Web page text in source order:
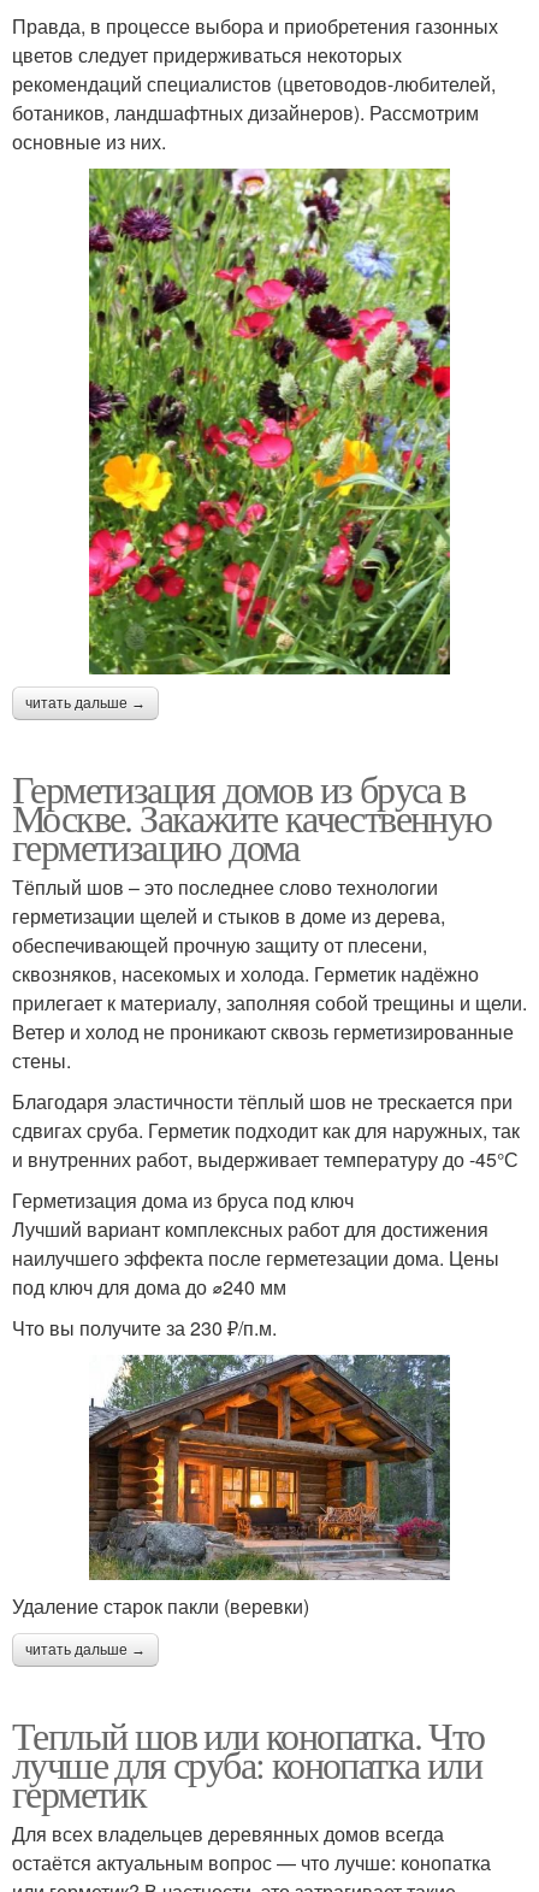
Правда, в процессе выбора и приобретения газонных
цветов следует придерживаться некоторых
рекомендаций специалистов (цветоводов-любителей,
ботаников, ландшафтных дизайнеров). Рассмотрим
основные из них.
читать дальше →
Герметизация домов из бруса в
Москве. Закажите качественную
герметизацию дома
Тёплый шов – это последнее слово технологии
герметизации щелей и стыков в доме из дерева,
обеспечивающей прочную защиту от плесени,
сквозняков, насекомых и холода. Герметик надёжно
прилегает к материалу, заполняя собой трещины и щели.
Ветер и холод не проникают сквозь герметизированные
стены.
Благодаря эластичности тёплый шов не трескается при
сдвигах сруба. Герметик подходит как для наружных, так
и внутренних работ, выдерживает температуру до -45°С
Герметизация дома из бруса под ключ
Лучший вариант комплексных работ для достижения
наилучшего эффекта после герметезации дома. Цены
под ключ для дома до ⌀240 мм
Что вы получите за 230 ₽/п.м.
Удаление старок пакли (веревки)
читать дальше →
Теплый шов или конопатка. Что
лучше для сруба: конопатка или
герметик
Для всех владельцев деревянных домов всегда
остаётся актуальным вопрос — что лучше: конопатка